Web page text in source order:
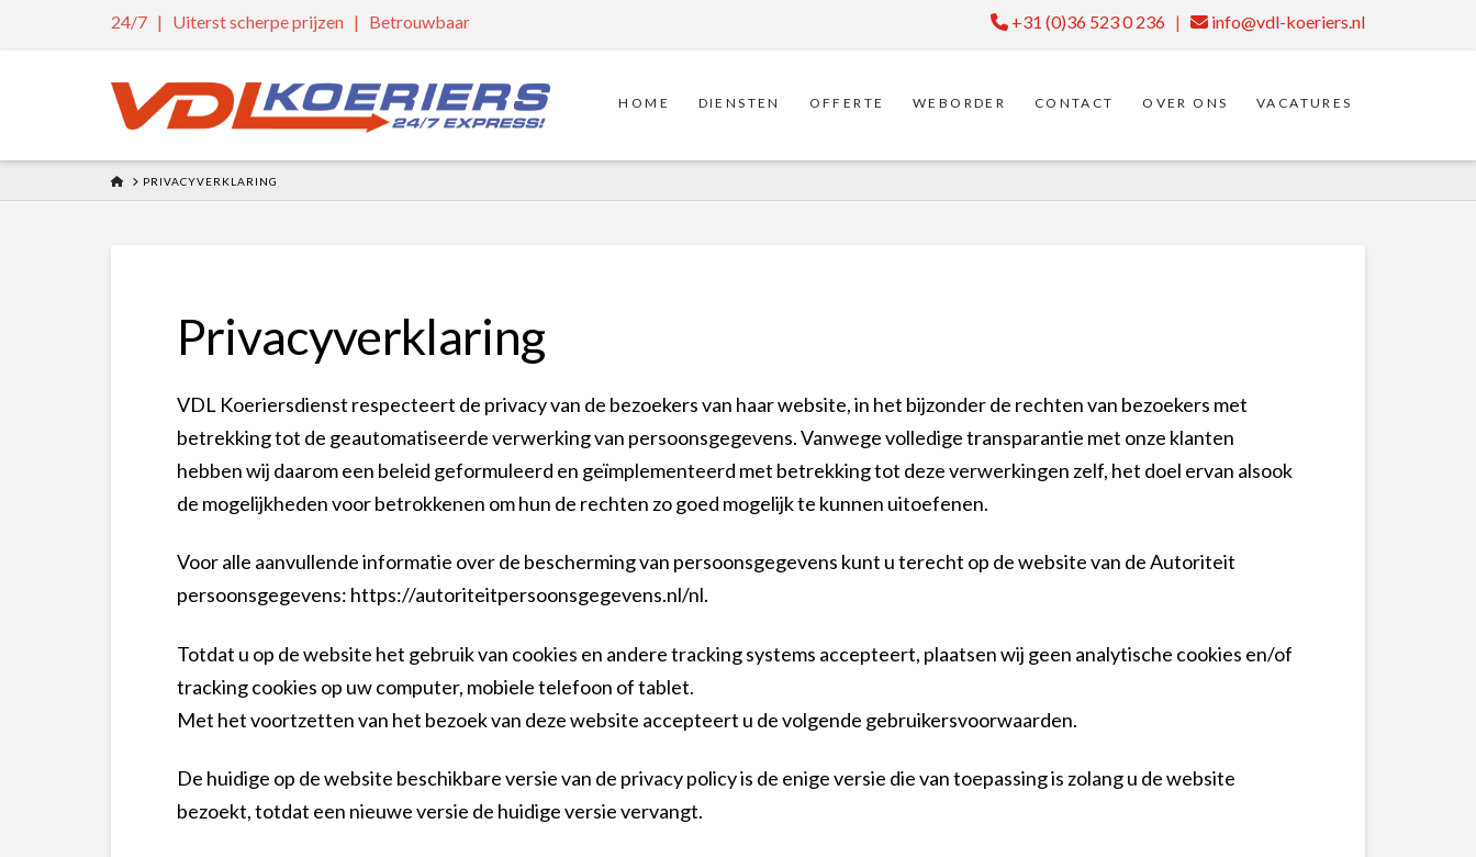
24/7 | Uiterst scherpe prijzen | Betrouwbaar +31 (0)36 523 0 236 | info@vdl-koeriers.nl
HOME DIENSTEN OFFERTE WEBORDER CONTACT OVER ONS VACATURES
HOMEPRIVACYVERKLARING
Privacyverklaring
VDL Koeriersdienst respecteert de privacy van de bezoekers van haar website, in het bijzonder de rechten van bezoekers met
betrekking tot de geautomatiseerde verwerking van persoonsgegevens. Vanwege volledige transparantie met onze klanten
hebben wij daarom een beleid geformuleerd en geïmplementeerd met betrekking tot deze verwerkingen zelf, het doel ervan alsook
de mogelijkheden voor betrokkenen om hun de rechten zo goed mogelijk te kunnen uitoefenen.
Voor alle aanvullende informatie over de bescherming van persoonsgegevens kunt u terecht op de website van de Autoriteit
persoonsgegevens: https://autoriteitpersoonsgegevens.nl/nl.
Totdat u op de website het gebruik van cookies en andere tracking systems accepteert, plaatsen wij geen analytische cookies en/of
tracking cookies op uw computer, mobiele telefoon of tablet.
Met het voortzetten van het bezoek van deze website accepteert u de volgende gebruikersvoorwaarden.
De huidige op de website beschikbare versie van de privacy policy is de enige versie die van toepassing is zolang u de website
bezoekt, totdat een nieuwe versie de huidige versie vervangt.